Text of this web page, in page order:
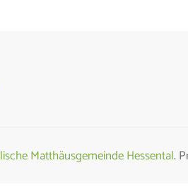
Matthäusgemeinde Hessental.